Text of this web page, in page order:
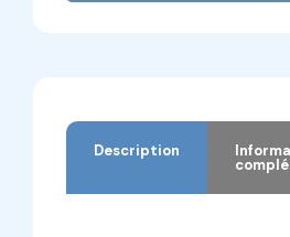
Description